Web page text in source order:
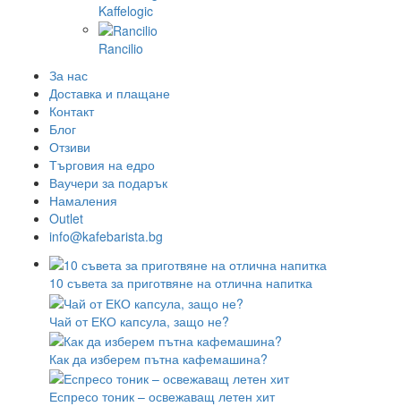
Kaffelogic
Rancilio
За нас
Доставка и плащане
Контакт
Блог
Отзиви
Търговия на едро
Ваучери за подарък
Намаления
Outlet
info@kafebarista.bg
10 съвета за приготвяне на отлична напитка
Чай от ЕКО капсула, защо не?
Как да изберем пътна кафемашина?
Еспресо тоник – освежаващ летен хит